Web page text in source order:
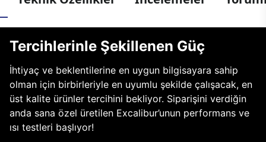
Tercihlerinle Şekillenen Güç
İhtiyaç ve beklentilerine en uygun bilgisayara sahip
olman için birbirleriyle en uyumlu şekilde çalışacak, en
üst kalite ürünler tercihini bekliyor. Siparişini verdiğin
anda sana özel üretilen Excalibur’unun performans ve
ısı testleri başlıyor!